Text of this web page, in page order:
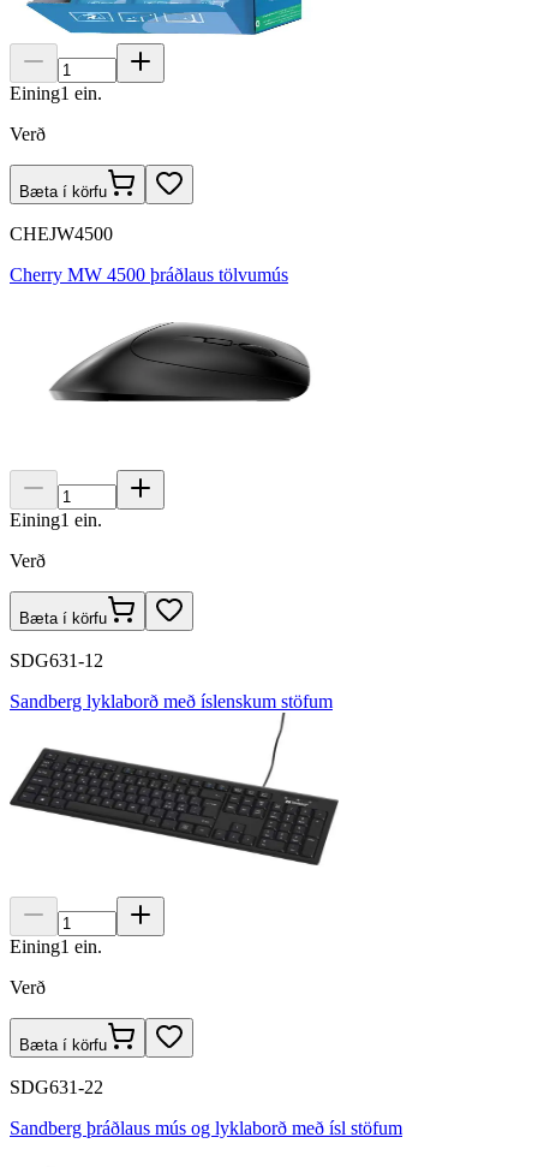
Eining1 ein.
Verð
Bæta í körfu
CHEJW4500
Cherry MW 4500 þráðlaus tölvumús
Eining1 ein.
Verð
Bæta í körfu
SDG631-12
Sandberg lyklaborð með íslenskum stöfum
Eining1 ein.
Verð
Bæta í körfu
SDG631-22
Sandberg þráðlaus mús og lyklaborð með ísl stöfum